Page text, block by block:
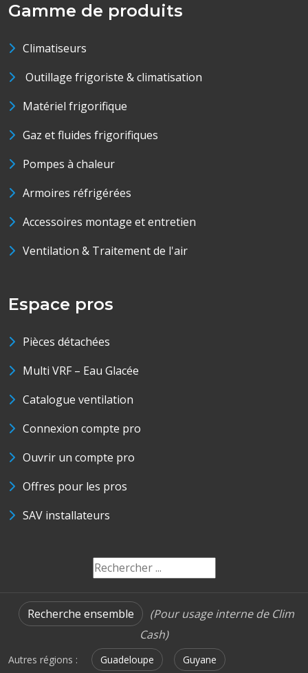
Gamme de produits
Climatiseurs
Outillage frigoriste & climatisation
Matériel frigorifique
Gaz et fluides frigorifiques
Pompes à chaleur
Armoires réfrigérées
Accessoires montage et entretien
Ventilation & Traitement de l'air
Espace pros
Pièces détachées
Multi VRF – Eau Glacée
Catalogue ventilation
Connexion compte pro
Ouvrir un compte pro
Offres pour les pros
SAV installateurs
Recherche ensemble
(Pour usage interne de Clim
Cash)
Autres régions : Guadeloupe Guyane